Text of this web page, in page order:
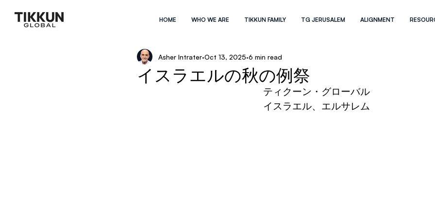
HOME WHO WE ARE TIKKUN FAMILY TG JERUSALEM ALIGNMENT
イスラエルの秋の例祭
Asher Intrater Oct 13, 2025 6 min read
ティクーン・グローバル
イスラエル、エルサレム